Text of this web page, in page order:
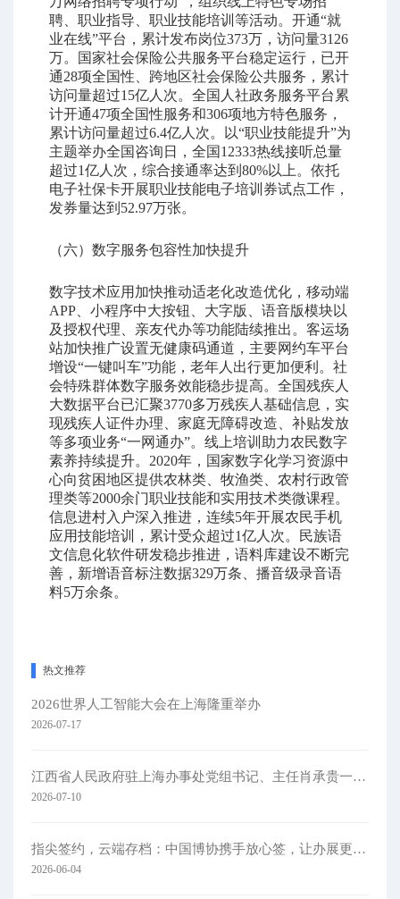
聘、职业指导、职业技能培训等活动。开通“就
业在线”平台，累计发布岗位373万，访问量3126
万。国家社会保险公共服务平台稳定运行，已开
通28项全国性、跨地区社会保险公共服务，累计
访问量超过15亿人次。全国人社政务服务平台累
计开通47项全国性服务和306项地方特色服务，
累计访问量超过6.4亿人次。以“职业技能提升”为
主题举办全国咨询日，全国12333热线接听总量
超过1亿人次，综合接通率达到80%以上。依托
电子社保卡开展职业技能电子培训券试点工作，
发券量达到52.97万张。
（六）数字服务包容性加快提升
数字技术应用加快推动适老化改造优化，移动端
APP、小程序中大按钮、大字版、语音版模块以
及授权代理、亲友代办等功能陆续推出。客运场
站加快推广设置无健康码通道，主要网约车平台
增设“一键叫车”功能，老年人出行更加便利。社
会特殊群体数字服务效能稳步提高。全国残疾人
大数据平台已汇聚3770多万残疾人基础信息，实
现残疾人证件办理、家庭无障碍改造、补贴发放
等多项业务“一网通办”。线上培训助力农民数字
素养持续提升。2020年，国家数字化学习资源中
心向贫困地区提供农林类、牧渔类、农村行政管
理类等2000余门职业技能和实用技术类微课程。
信息进村入户深入推进，连续5年开展农民手机
应用技能培训，累计受众超过1亿人次。民族语
文信息化软件研发稳步推进，语料库建设不断完
善，新增语音标注数据329万条、播音级录音语
料5万余条。
热文推荐
2026世界人工智能大会在上海隆重举办
2026-07-17
江西省人民政府驻上海办事处党组书记、主任肖承贵一行莅临集团考察
2026-07-10
指尖签约，云端存档：中国博协携手放心签，让办展更简单
2026-06-04